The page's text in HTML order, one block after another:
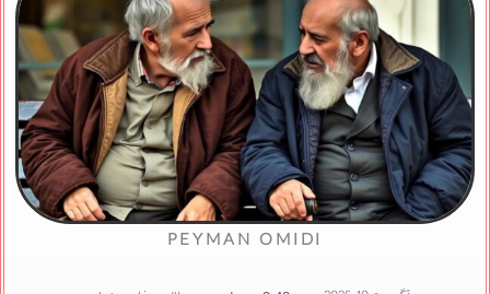
PEYMAN OMIDI